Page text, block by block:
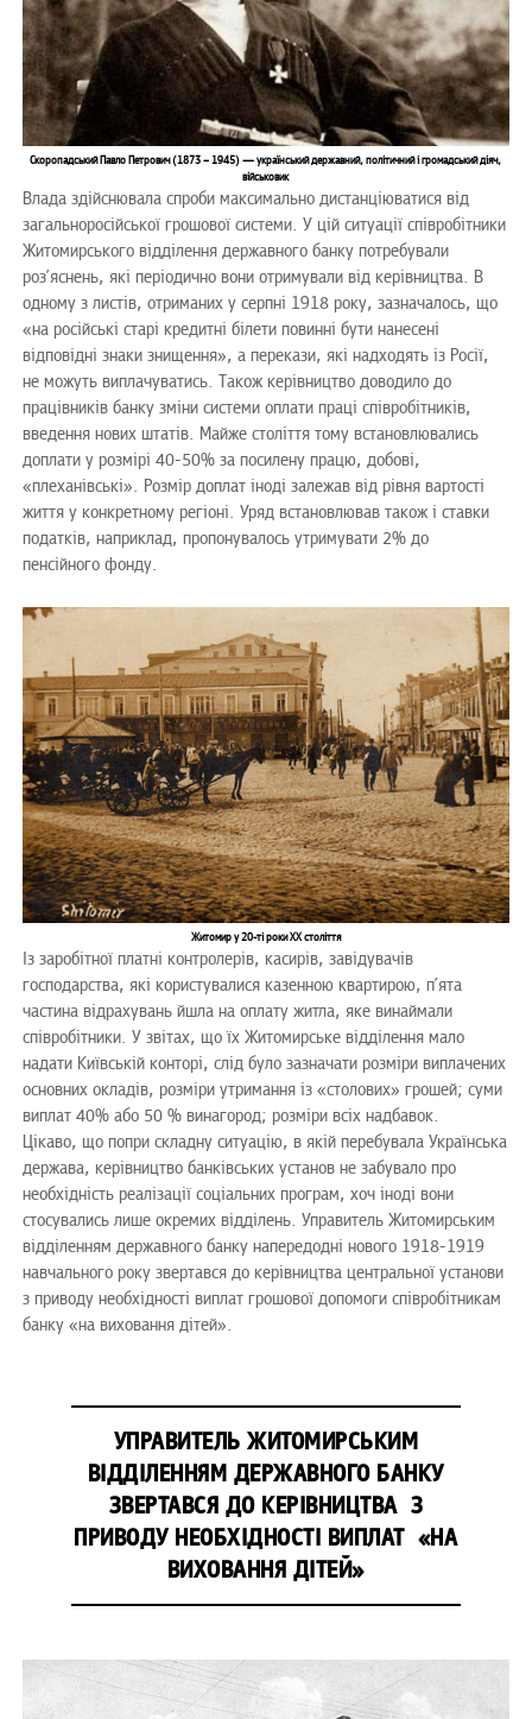
Скоропадський Павло Петрович (1873 – 1945) — український державний, політичний і громадський діяч,
військовик
Влада здійснювала спроби максимально дистанціюватися від
загальноросійської грошової системи. У цій ситуації співробітники
Житомирського відділення державного банку потребували
роз’яснень, які періодично вони отримували від керівництва. В
одному з листів, отриманих у серпні 1918 року, зазначалось, що
«на російські старі кредитні білети повинні бути нанесені
відповідні знаки знищення», а перекази, які надходять із Росії,
не можуть виплачуватись. Також керівництво доводило до
працівників банку зміни системи оплати праці співробітників,
введення нових штатів. Майже століття тому встановлювались
доплати у розмірі 40-50% за посилену працю, добові,
«плеханівські». Розмір доплат іноді залежав від рівня вартості
життя у конкретному регіоні. Уряд встановлював також і ставки
податків, наприклад, пропонувалось утримувати 2% до
пенсійного фонду.
Житомир у 20-ті роки ХХ століття
Із заробітної платні контролерів, касирів, завідувачів
господарства, які користувалися казенною квартирою, п’ята
частина відрахувань йшла на оплату житла, яке винаймали
співробітники. У звітах, що їх Житомирське відділення мало
надати Київській конторі, слід було зазначати розміри виплачених
основних окладів, розміри утримання із «столових» грошей; суми
виплат 40% або 50 % винагород; розміри всіх надбавок.
Цікаво, що попри складну ситуацію, в якій перебувала Українська
держава, керівництво банківських установ не забувало про
необхідність реалізації соціальних програм, хоч іноді вони
стосувались лише окремих відділень. Управитель Житомирським
відділенням державного банку напередодні нового 1918-1919
навчального року звертався до керівництва центральної установи
з приводу необхідності виплат грошової допомоги співробітникам
банку «на виховання дітей».
УПРАВИТЕЛЬ ЖИТОМИРСЬКИМ
ВІДДІЛЕННЯМ ДЕРЖАВНОГО БАНКУ
ЗВЕРТАВСЯ ДО КЕРІВНИЦТВА З
ПРИВОДУ НЕОБХІДНОСТІ ВИПЛАТ «НА
ВИХОВАННЯ ДІТЕЙ»